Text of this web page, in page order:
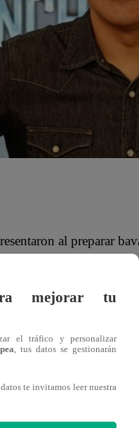
al preparar
de la Noche de
Christian Ysla, quien
Jr tuvo sentimientos
Eliminación”.
se vivió una nueva
mejorar tu
el tráfico y personalizar
, tus datos se gestionarán
te invitamos leer nuestra